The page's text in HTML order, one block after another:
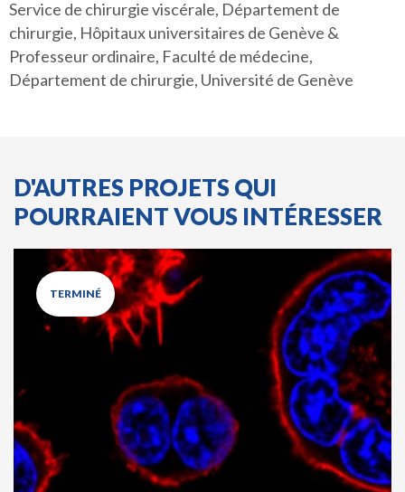
Service de chirurgie viscérale, Département de
chirurgie, Hôpitaux universitaires de Genève &
Professeur ordinaire, Faculté de médecine,
Département de chirurgie, Université de Genève
D'AUTRES PROJETS QUI
POURRAIENT VOUS INTÉRESSER
TERMINÉ